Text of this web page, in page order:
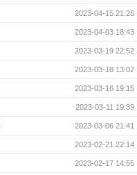
2023-04-15 21:26
2023-04-03 18:43
2023-03-19 22:52
2023-03-18 13:02
2023-03-16 19:15
2023-03-11 19:39
2023-03-06 21:41
2023-02-21 22:14
2023-02-17 14:55